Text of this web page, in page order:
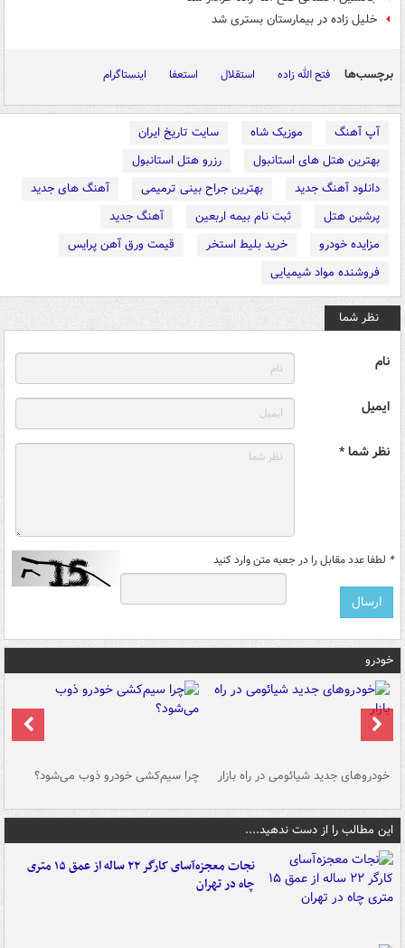
خلیل زاده در بیمارستان بستری شد
برچسب‌ها فتح الله زاده استقلال استعفا اینستاگرام
آپ آهنگ موزیک شاه
سایت تاریخ ایران
بهترین هتل های استانبول
رزرو هتل استانبول
دانلود آهنگ جدید
بهترین جراح بینی ترمیمی
آهنگ های جدید
پرشین هتل
ثبت نام بیمه اربعین
آهنگ جدید
مزایده خودرو
خرید بلیط استخر
قیمت ورق آهن پرایس
فروشنده مواد شیمیایی
نظر شما
نام
ایمیل
نظر شما *
* لطفا عدد مقابل را در جعبه متن وارد کنید
خودرو
خودروهای جدید شیائومی در راه بازار چرا سیم‌کشی خودرو ذوب می‌شود؟
این مطالب را از دست ندهید....
نجات معجزه‌آسای کارگر ۲۲ ساله از عمق ۱۵ متری
چاه در تهران